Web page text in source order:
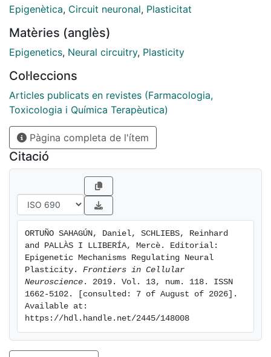
epigenetic regulation of all this information, it will be
nervous system (CNS), and especially the brain, has
evolved to make humans the way they are, and it is
(Stroud et al., 2017)...
Epigenètica, Circuit neuronal, Plasticitat
Matèries (anglès)
Epigenetics, Neural circuitry, Plasticity
Col·leccions
Articles publicats en revistes (Farmacologia,
Toxicologia i Química Terapèutica)
Pàgina completa de l'ítem
Citació
ORTUÑO SAHAGÚN, Daniel, SCHLIEBS, Reinhard
and PALLÀS I LLIBERÍA, Mercè. Editorial:
Epigenetic Mechanisms Regulating Neural
Plasticity. Frontiers in Cellular
Neuroscience . 2019. Vol. 13, num. 118. ISSN
1662-5102. [consulted: 7 of August of 2026].
Available at:
https://hdl.handle.net/2445/148008